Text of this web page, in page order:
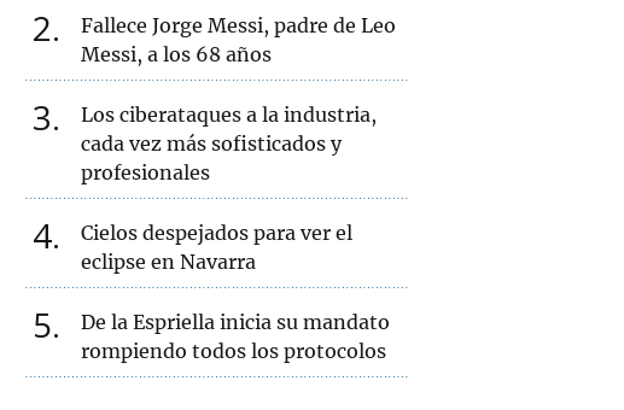
2
Fallece Jorge Messi, padre de Leo
Messi, a los 68 años
3
Los ciberataques a la industria,
cada vez más sofisticados y
profesionales
4
Cielos despejados para ver el
eclipse en Navarra
5
De la Espriella inicia su mandato
rompiendo todos los protocolos